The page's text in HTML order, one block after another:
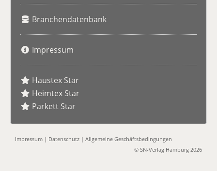
Branchendatenbank
Impressum
Haustex Star
Heimtex Star
Parkett Star
Impressum | Datenschutz |Allgemeine Geschäftsbedingungen
© SN-Verlag Hamburg 2026